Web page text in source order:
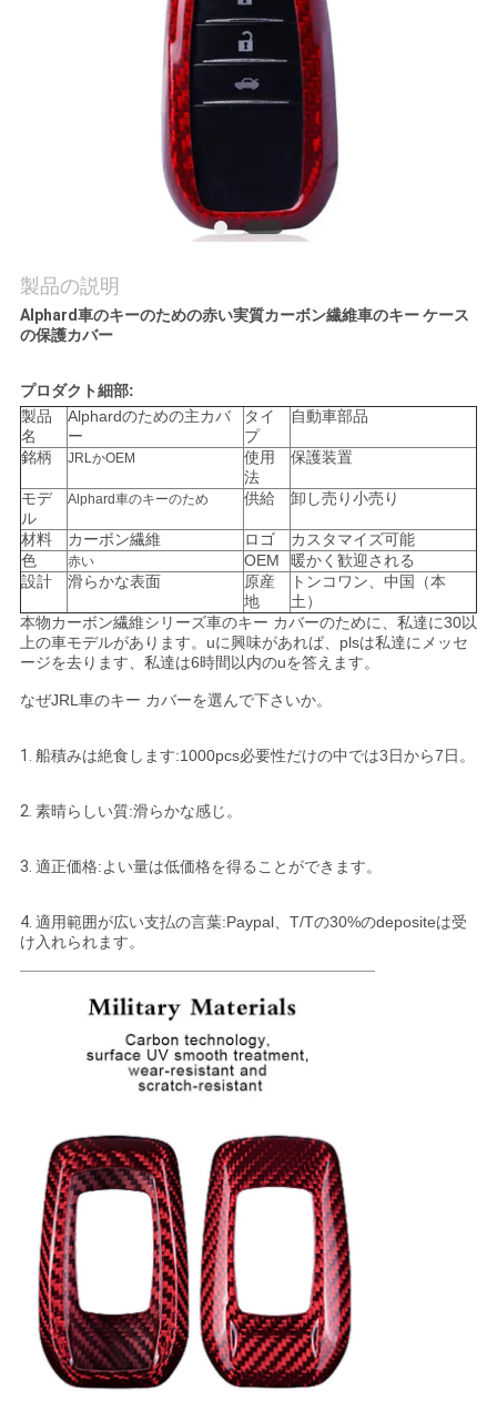
い
合
せ
ニ
ュ
ー
ス
ケ
NEWS
地
図
PRIVACY
製品の説明
Alphard車のキーのための赤い実質カーボン繊維車のキー ケース
の保護カバー
プロダクト細部:
製品
名
Alphardのための主カバ
ー
タイ
プ
自動車部品
銘柄 JRLかOEM
使用
法
保護装置
モデ
ル
Alphard車のキーのため 供給 卸し売り小売り
材料 カーボン繊維 ロゴ
カスタマイズ可能
色
赤い OEM
暖かく歓迎される
設計
滑らかな表面
原産
地
トンコワン、中国（本
土）
本物カーボン繊維シリーズ車のキー カバーのために、私達に30以
上の車モデルがあります。uに興味があれば、plsは私達にメッセ
ージを去ります、私達は6時間以内のuを答えます。
なぜJRL車のキー カバーを選んで下さいか。
1. 船積みは絶食します:1000pcs必要性だけの中では3日から7日。
2. 素晴らしい質:滑らかな感じ。
3. 適正価格:よい量は低価格を得ることができます。
4. 適用範囲が広い支払の言葉:Paypal、T/Tの30%のdepositeは受
け入れられます。